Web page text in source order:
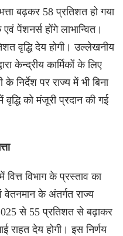
बढ़कर 58 प्रतिशत हो गया
पेंशनर्स होंगे लाभान्वित।
वृद्धि देय होगी। उल्लेखनीय
केन्द्रीय कार्मिकों के लिए
निर्देश पर राज्य में भी बिना
वृद्धि को मंजूरी प्रदान की गई
विभाग के प्रस्ताव का
के अंतर्गत राज्य
से 55 प्रतिशत से बढ़ाकर
राहत देय होगी। इस निर्णय